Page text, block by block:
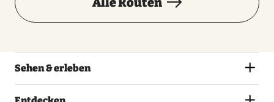
Sehen & erleben